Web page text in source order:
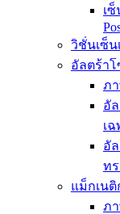
เ
วิชั่นเซ็น
อัลตร้า
ภ
อั
เฉ
อั
ท
แม็กเนติ
ภ